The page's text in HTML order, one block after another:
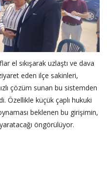
el sıkışarak uzlaştı ve dava
eden ilçe sakinleri,
çözüm sunan bu sistemden
Özellikle küçük çaplı hukuki
beklenen bu girişimin,
öngörülüyor.